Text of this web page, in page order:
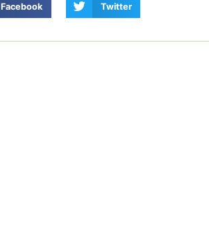
Facebook Twitter